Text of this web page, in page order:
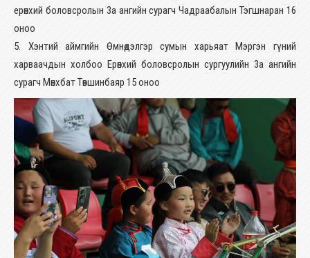
ерөнхий боловсролын 3а ангийн сурагч Чадраабалын Тэгшнаран 16
оноо
5. Хэнтий аймгийн Өмнөдэлгэр сумын харьяат Мэргэн гүний
харваачдын холбоо Ерөнхий боловсролын сургуулийн 3а ангийн
сурагч Мөнхбат Төвшинбаяр 15 оноо